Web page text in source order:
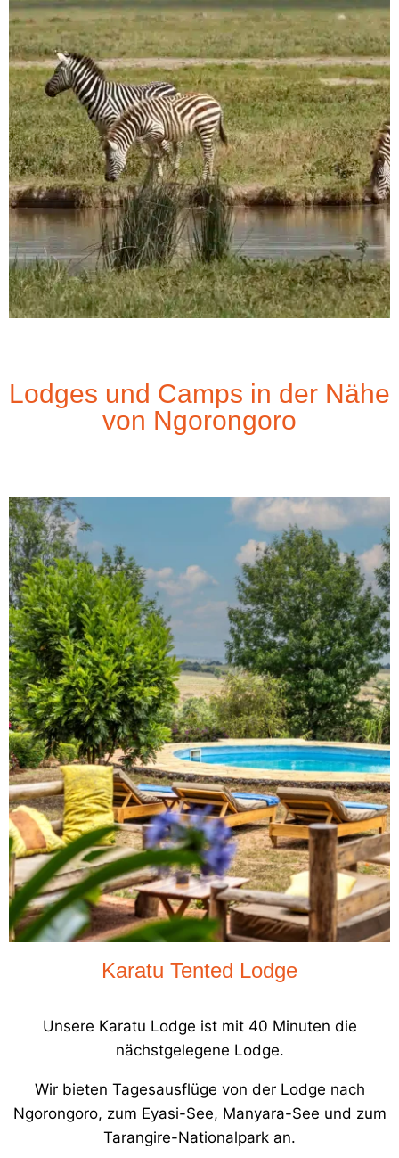
Lodges und Camps in der Nähe
von Ngorongoro
Karatu Tented Lodge
Unsere Karatu Lodge ist mit 40 Minuten die
nächstgelegene Lodge.
Wir bieten Tagesausflüge von der Lodge nach
Ngorongoro, zum Eyasi-See, Manyara-See und zum
Tarangire-Nationalpark an.